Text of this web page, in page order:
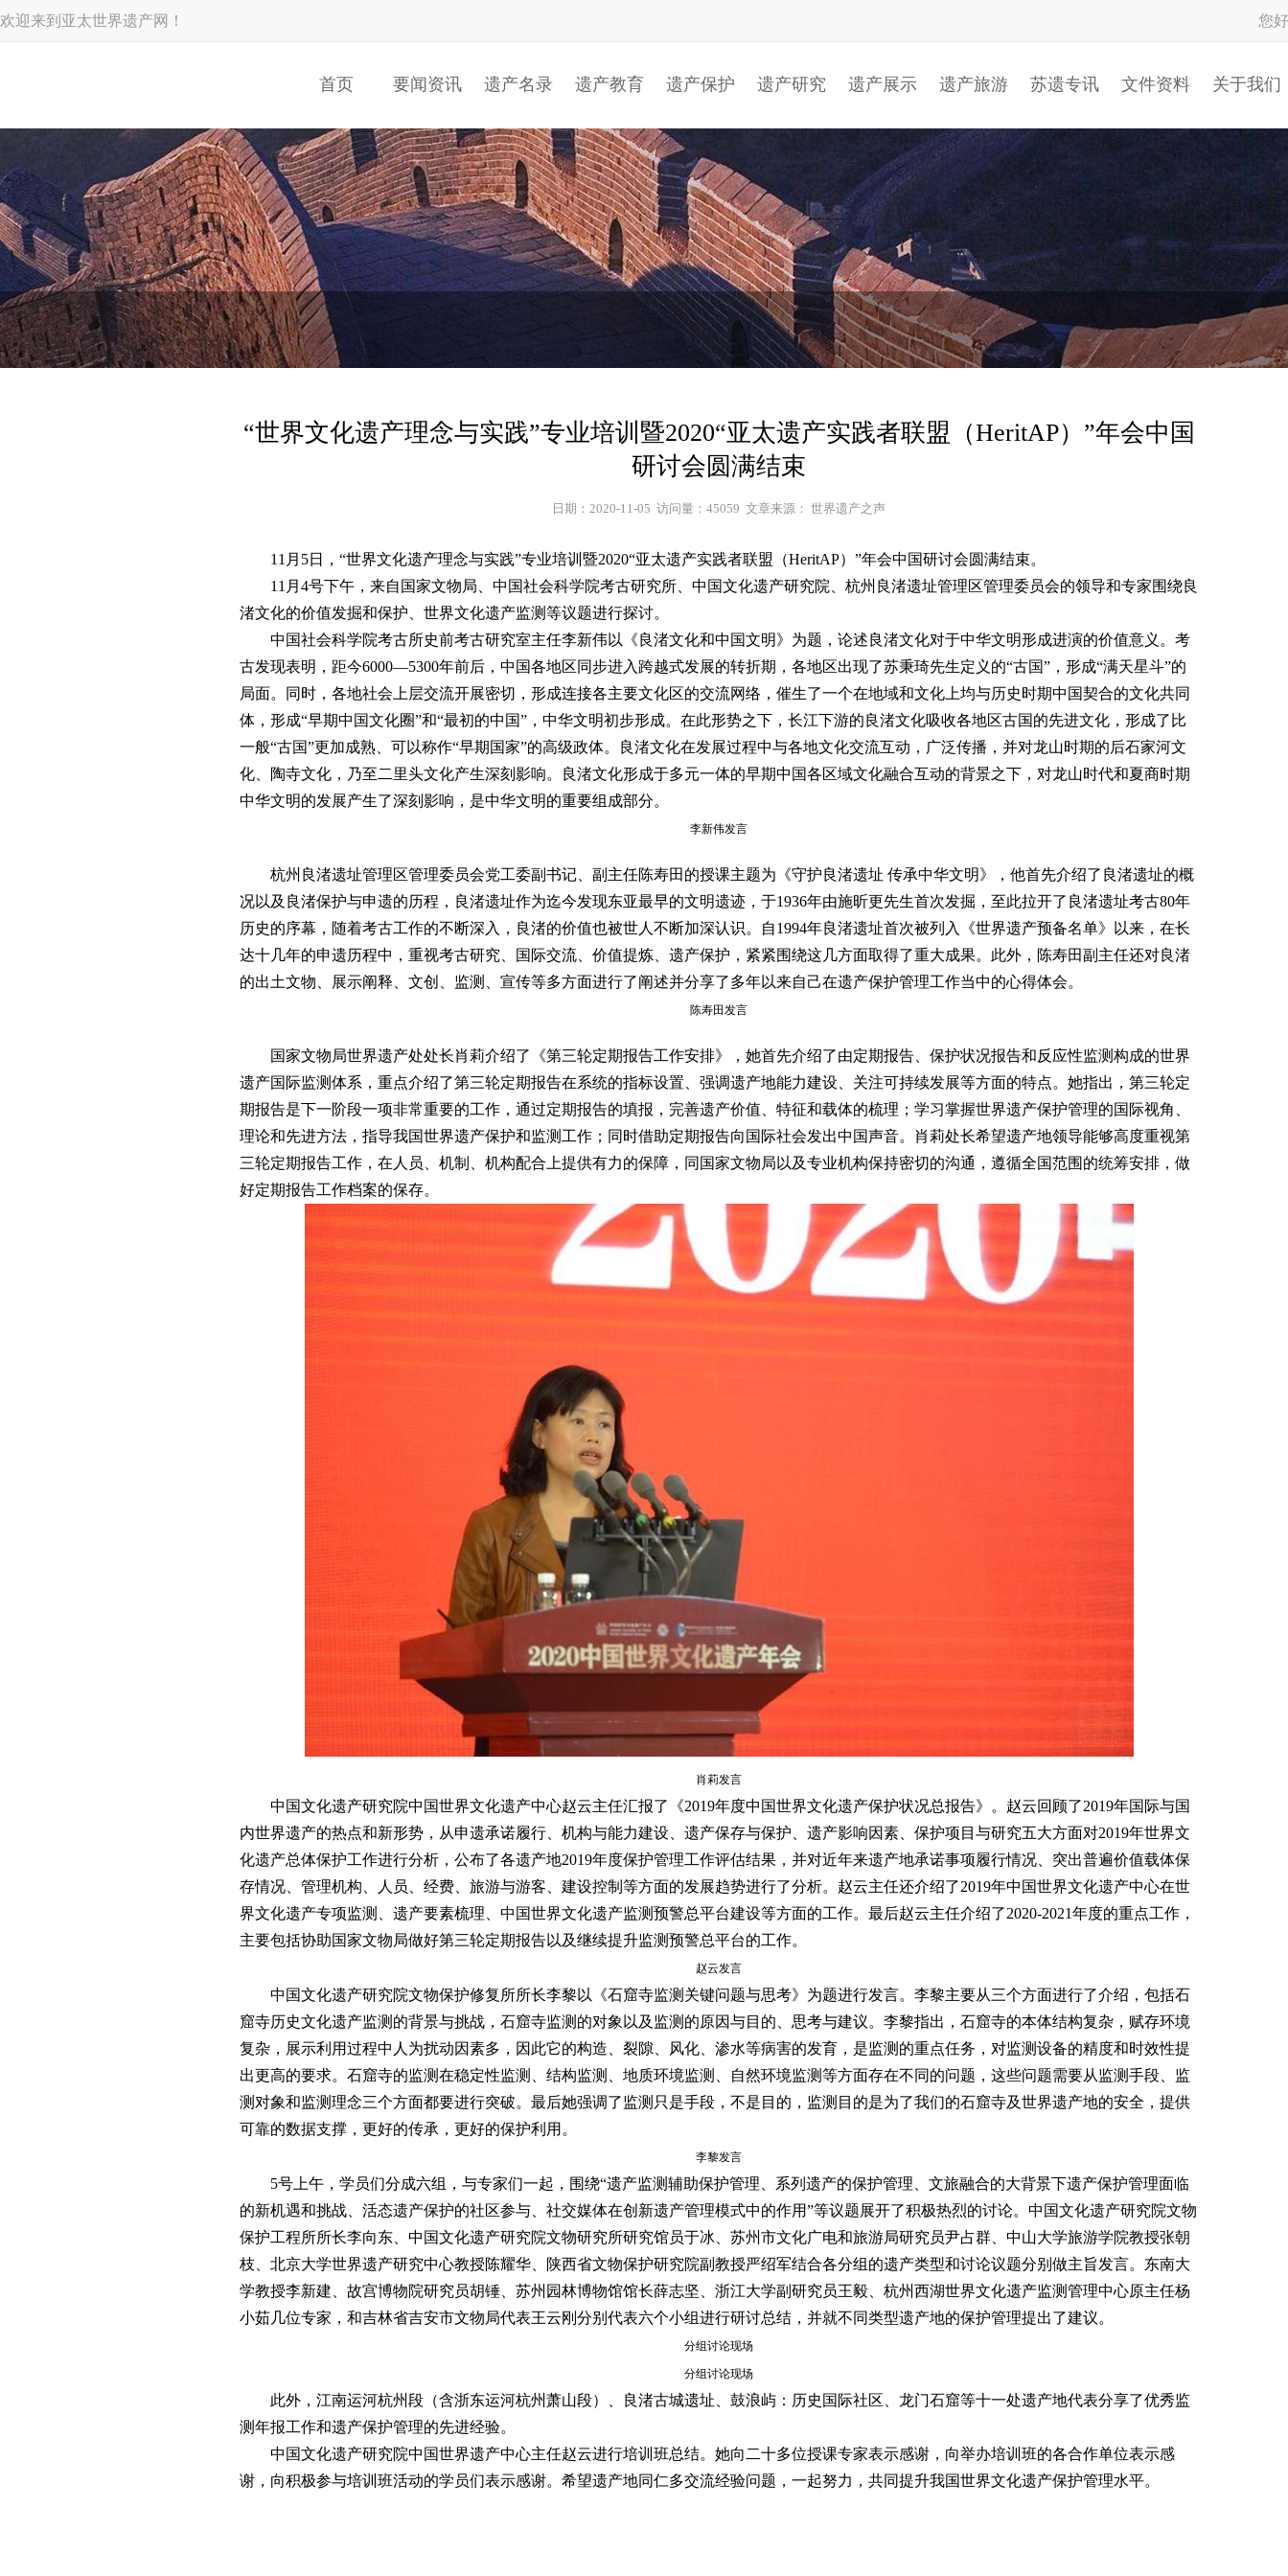
欢迎来到亚太世界遗产网！ 您
首页 要闻资讯 遗产名录 遗产教育 遗产保护 遗产研究 遗产展示 遗产旅游 苏遗专讯 文件资料 关于我们
“世界文化遗产理念与实践”专业培训暨2020“亚太遗产实践者联盟（HeritAP）”年会中国
研讨会圆满结束
日期：2020-11-05  访问量：45059  文章来源： 世界遗产之声
11月5日，“世界文化遗产理念与实践”专业培训暨2020“亚太遗产实践者联盟（HeritAP）”年会中国研讨会圆满结束。
11月4号下午，来自国家文物局、中国社会科学院考古研究所、中国文化遗产研究院、杭州良渚遗址管理区管理委员会的领导和专家围绕良
渚文化的价值发掘和保护、世界文化遗产监测等议题进行探讨。
中国社会科学院考古所史前考古研究室主任李新伟以《良渚文化和中国文明》为题，论述良渚文化对于中华文明形成进演的价值意义。考
古发现表明，距今6000—5300年前后，中国各地区同步进入跨越式发展的转折期，各地区出现了苏秉琦先生定义的“古国”，形成“满天星斗”的
局面。同时，各地社会上层交流开展密切，形成连接各主要文化区的交流网络，催生了一个在地域和文化上均与历史时期中国契合的文化共同
体，形成“早期中国文化圈”和“最初的中国”，中华文明初步形成。在此形势之下，长江下游的良渚文化吸收各地区古国的先进文化，形成了比
一般“古国”更加成熟、可以称作“早期国家”的高级政体。良渚文化在发展过程中与各地文化交流互动，广泛传播，并对龙山时期的后石家河文
化、陶寺文化，乃至二里头文化产生深刻影响。良渚文化形成于多元一体的早期中国各区域文化融合互动的背景之下，对龙山时代和夏商时期
中华文明的发展产生了深刻影响，是中华文明的重要组成部分。
李新伟发言
杭州良渚遗址管理区管理委员会党工委副书记、副主任陈寿田的授课主题为《守护良渚遗址 传承中华文明》，他首先介绍了良渚遗址的概
况以及良渚保护与申遗的历程，良渚遗址作为迄今发现东亚最早的文明遗迹，于1936年由施昕更先生首次发掘，至此拉开了良渚遗址考古80年
历史的序幕，随着考古工作的不断深入，良渚的价值也被世人不断加深认识。自1994年良渚遗址首次被列入《世界遗产预备名单》以来，在长
达十几年的申遗历程中，重视考古研究、国际交流、价值提炼、遗产保护，紧紧围绕这几方面取得了重大成果。此外，陈寿田副主任还对良渚
的出土文物、展示阐释、文创、监测、宣传等多方面进行了阐述并分享了多年以来自己在遗产保护管理工作当中的心得体会。
陈寿田发言
国家文物局世界遗产处处长肖莉介绍了《第三轮定期报告工作安排》，她首先介绍了由定期报告、保护状况报告和反应性监测构成的世界
遗产国际监测体系，重点介绍了第三轮定期报告在系统的指标设置、强调遗产地能力建设、关注可持续发展等方面的特点。她指出，第三轮定
期报告是下一阶段一项非常重要的工作，通过定期报告的填报，完善遗产价值、特征和载体的梳理；学习掌握世界遗产保护管理的国际视角、
理论和先进方法，指导我国世界遗产保护和监测工作；同时借助定期报告向国际社会发出中国声音。肖莉处长希望遗产地领导能够高度重视第
三轮定期报告工作，在人员、机制、机构配合上提供有力的保障，同国家文物局以及专业机构保持密切的沟通，遵循全国范围的统筹安排，做
好定期报告工作档案的保存。
肖莉发言
中国文化遗产研究院中国世界文化遗产中心赵云主任汇报了《2019年度中国世界文化遗产保护状况总报告》。赵云回顾了2019年国际与国
内世界遗产的热点和新形势，从申遗承诺履行、机构与能力建设、遗产保存与保护、遗产影响因素、保护项目与研究五大方面对2019年世界文
化遗产总体保护工作进行分析，公布了各遗产地2019年度保护管理工作评估结果，并对近年来遗产地承诺事项履行情况、突出普遍价值载体保
存情况、管理机构、人员、经费、旅游与游客、建设控制等方面的发展趋势进行了分析。赵云主任还介绍了2019年中国世界文化遗产中心在世
界文化遗产专项监测、遗产要素梳理、中国世界文化遗产监测预警总平台建设等方面的工作。最后赵云主任介绍了2020-2021年度的重点工作，
主要包括协助国家文物局做好第三轮定期报告以及继续提升监测预警总平台的工作。
赵云发言
中国文化遗产研究院文物保护修复所所长李黎以《石窟寺监测关键问题与思考》为题进行发言。李黎主要从三个方面进行了介绍，包括石
窟寺历史文化遗产监测的背景与挑战，石窟寺监测的对象以及监测的原因与目的、思考与建议。李黎指出，石窟寺的本体结构复杂，赋存环境
复杂，展示利用过程中人为扰动因素多，因此它的构造、裂隙、风化、渗水等病害的发育，是监测的重点任务，对监测设备的精度和时效性提
出更高的要求。石窟寺的监测在稳定性监测、结构监测、地质环境监测、自然环境监测等方面存在不同的问题，这些问题需要从监测手段、监
测对象和监测理念三个方面都要进行突破。最后她强调了监测只是手段，不是目的，监测目的是为了我们的石窟寺及世界遗产地的安全，提供
可靠的数据支撑，更好的传承，更好的保护利用。
李黎发言
5号上午，学员们分成六组，与专家们一起，围绕“遗产监测辅助保护管理、系列遗产的保护管理、文旅融合的大背景下遗产保护管理面临
的新机遇和挑战、活态遗产保护的社区参与、社交媒体在创新遗产管理模式中的作用”等议题展开了积极热烈的讨论。中国文化遗产研究院文物
保护工程所所长李向东、中国文化遗产研究院文物研究所研究馆员于冰、苏州市文化广电和旅游局研究员尹占群、中山大学旅游学院教授张朝
枝、北京大学世界遗产研究中心教授陈耀华、陕西省文物保护研究院副教授严绍军结合各分组的遗产类型和讨论议题分别做主旨发言。东南大
学教授李新建、故宫博物院研究员胡锤、苏州园林博物馆馆长薛志坚、浙江大学副研究员王毅、杭州西湖世界文化遗产监测管理中心原主任杨
小茹几位专家，和吉林省吉安市文物局代表王云刚分别代表六个小组进行研讨总结，并就不同类型遗产地的保护管理提出了建议。
分组讨论现场
分组讨论现场
此外，江南运河杭州段（含浙东运河杭州萧山段）、良渚古城遗址、鼓浪屿：历史国际社区、龙门石窟等十一处遗产地代表分享了优秀监
测年报工作和遗产保护管理的先进经验。
中国文化遗产研究院中国世界遗产中心主任赵云进行培训班总结。她向二十多位授课专家表示感谢，向举办培训班的各合作单位表示感
谢，向积极参与培训班活动的学员们表示感谢。希望遗产地同仁多交流经验问题，一起努力，共同提升我国世界文化遗产保护管理水平。